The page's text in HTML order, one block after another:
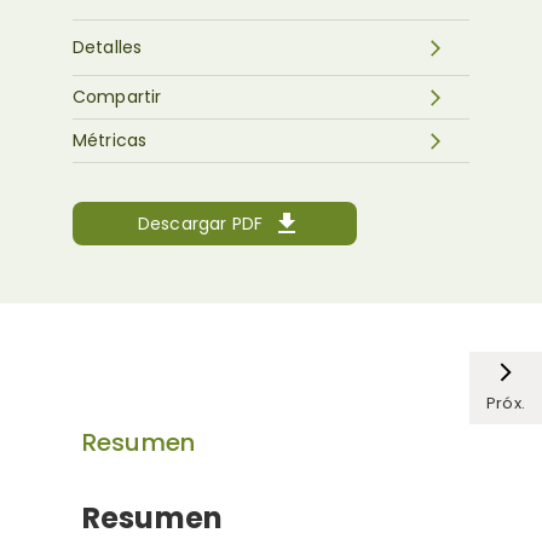
Detalles
Descargar PDF
Métricas
Compartir
Próx.
Resumen
Resumen